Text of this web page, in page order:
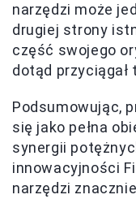
narzędzi może
drugiej strony
część swojego
dotąd
Podsumowując,
się jako pełna
synergii
innowacyjności
narzędzi